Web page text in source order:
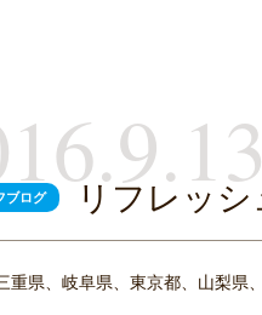
ブログ リフレッシ
重県、岐阜県、東京都、山梨県